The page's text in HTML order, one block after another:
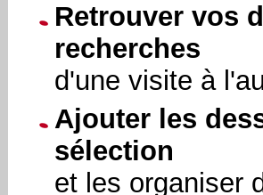
Retrouver vos
recherches
d'une visite à
Ajouter les
sélection
et les organiser